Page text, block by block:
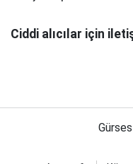
Ciddi alıcılar için